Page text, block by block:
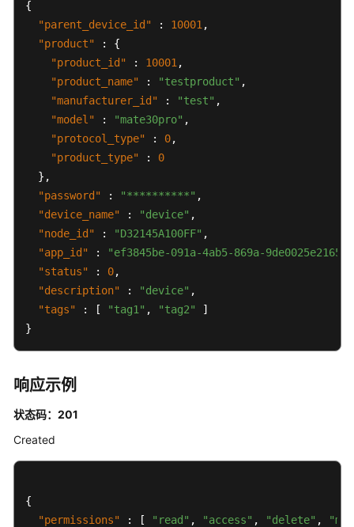
（SLA）
资
统
权
{
"parent_device_id"
: 10001 ,
"product"
:
{
"product_id"
: 10001 ,
"product_name"
: "testproduct" ,
"manufacturer_id"
: "test" ,
"model"
: "mate30pro" ,
"protocol_type"
: 0,
"product_type"
:
0
} ,
"password"
: "**********" ,
"device_name"
: "device" ,
"node_id"
: "D32145A100FF" ,
"app_id"
: "ef3845be-091a-4ab5-869a-9de0025e2165"
"status"
: 0,
"description"
: "device" ,
"tags"
: [ "tag1" , "tag2"
]
}
响应示例
状态码：201
Created
{
"permissions"
: [ "read" , "access" , "delete" ,